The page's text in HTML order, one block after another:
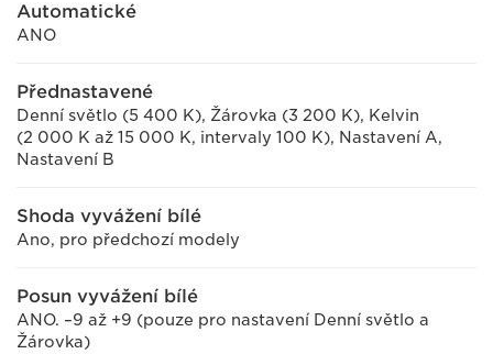
Automatické
ANO
Přednastavené
Denní světlo (5 400 K), Žárovka (3 200 K), Kelvin
(2 000 K až 15 000 K, intervaly 100 K), Nastavení A,
Nastavení B
Shoda vyvážení bílé
Ano, pro předchozí modely
Posun vyvážení bílé
ANO. –9 až +9 (pouze pro nastavení Denní světlo a
Žárovka)